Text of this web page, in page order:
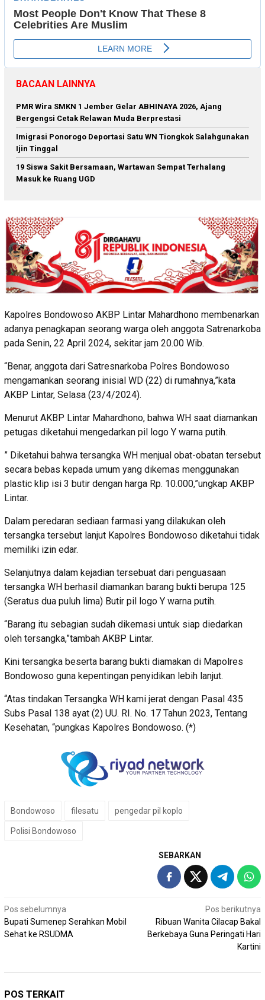
BACAAN LAINNYA
PMR Wira SMKN 1 Jember Gelar ABHINAYA 2026, Ajang
Bergengsi Cetak Relawan Muda Berprestasi
Imigrasi Ponorogo Deportasi Satu WN Tiongkok Salahgunakan
Ijin Tinggal
19 Siswa Sakit Bersamaan, Wartawan Sempat Terhalang
Masuk ke Ruang UGD
Kapolres Bondowoso AKBP Lintar Mahardhono membenarkan
adanya penagkapan seorang warga oleh anggota Satrenarkoba
pada Senin, 22 April 2024, sekitar jam 20.00 Wib.
“Benar, anggota dari Satresnarkoba Polres Bondowoso
mengamankan seorang inisial WD (22) di rumahnya,”kata
AKBP Lintar, Selasa (23/4/2024).
Menurut AKBP Lintar Mahardhono, bahwa WH saat diamankan
petugas diketahui mengedarkan pil logo Y warna putih.
” Diketahui bahwa tersangka WH menjual obat-obatan tersebut
secara bebas kepada umum yang dikemas menggunakan
plastic klip isi 3 butir dengan harga Rp. 10.000,”ungkap AKBP
Lintar.
Dalam peredaran sediaan farmasi yang dilakukan oleh
tersangka tersebut lanjut Kapolres Bondowoso diketahui tidak
memiliki izin edar.
Selanjutnya dalam kejadian tersebuat dari penguasaan
tersangka WH berhasil diamankan barang bukti berupa 125
(Seratus dua puluh lima) Butir pil logo Y warna putih.
“Barang itu sebagian sudah dikemasi untuk siap diedarkan
oleh tersangka,”tambah AKBP Lintar.
Kini tersangka beserta barang bukti diamakan di Mapolres
Bondowoso guna kepentingan penyidikan lebih lanjut.
“Atas tindakan Tersangka WH kami jerat dengan Pasal 435
Subs Pasal 138 ayat (2) UU. RI. No. 17 Tahun 2023, Tentang
Kesehatan, “pungkas Kapolres Bondowoso. (*)
Bondowoso filesatu pengedar pil koplo
Polisi Bondowoso
SEBARKAN
Navigasi
pos
Pos sebelumnya
Bupati Sumenep Serahkan Mobil
Sehat ke RSUDMA
Pos berikutnya
Ribuan Wanita Cilacap Bakal
Berkebaya Guna Peringati Hari
Kartini
POS TERKAIT